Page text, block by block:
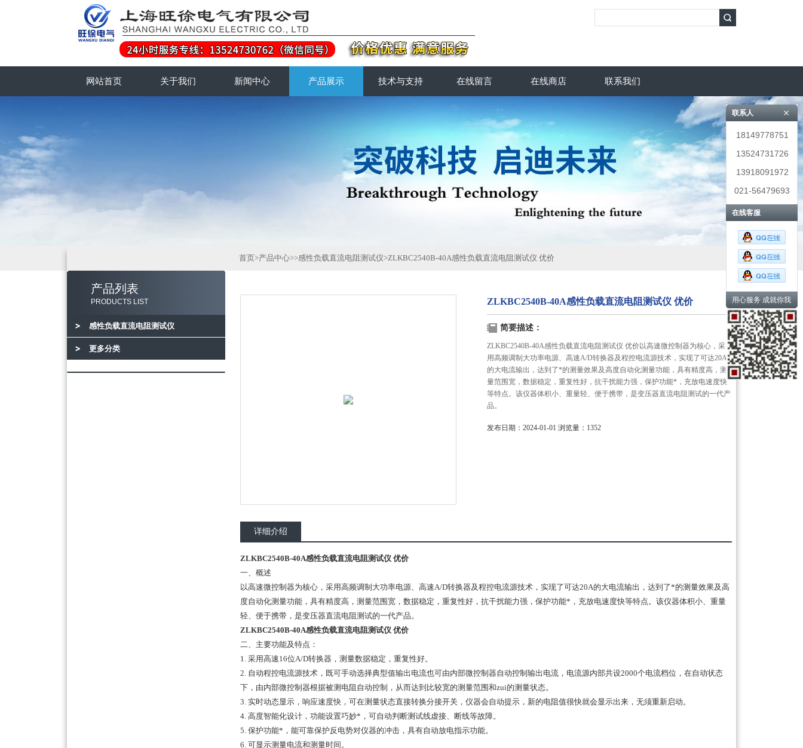
网站首页 关于我们 新闻中心 产品展示 技术与支持 在线留言 在线商店 联系我们
产品列表
PRODUCTS LIST
感性负载直流电阻测试仪
更多分类
首页>产品中心>>感性负载直流电阻测试仪>ZLKBC2540B-40A感性负载直流电阻测试仪 优价
ZLKBC2540B-40A感性负载直流电阻测试仪 优价
简要描述：
ZLKBC2540B-40A感性负载直流电阻测试仪 优价以高速微控制器为核心，采
用高频调制大功率电源、高速A/D转换器及程控电流源技术，实现了可达20A
的大电流输出，达到了*的测量效果及高度自动化测量功能，具有精度高，测
量范围宽，数据稳定，重复性好，抗干扰能力强，保护功能*，充放电速度快
等特点。该仪器体积小、重量轻、便于携带，是变压器直流电阻测试的一代产
品。
发布日期：2024-01-01 浏览量：1352
详细介绍
ZLKBC2540B-40A感性负载直流电阻测试仪 优价
一、概述
以高速微控制器为核心，采用高频调制大功率电源、高速A/D转换器及程控电流源技术，实现了可达20A的大电流输出，达到了*的测量效果及高
度自动化测量功能，具有精度高，测量范围宽，数据稳定，重复性好，抗干扰能力强，保护功能*，充放电速度快等特点。该仪器体积小、重量
轻、便于携带，是变压器直流电阻测试的一代产品。
ZLKBC2540B-40A感性负载直流电阻测试仪 优价
二、主要功能及特点：
1. 采用高速16位A/D转换器，测量数据稳定，重复性好。
2. 自动程控电流源技术，既可手动选择典型值输出电流也可由内部微控制器自动控制输出电流，电流源内部共设2000个电流档位，在自动状态
下，由内部微控制器根据被测电阻自动控制，从而达到比较宽的测量范围和zui的测量状态。
3. 实时动态显示，响应速度快，可在测量状态直接转换分接开关，仪器会自动提示，新的电阻值很快就会显示出来，无须重新启动。
4. 高度智能化设计，功能设置巧妙*，可自动判断测试线虚接、断线等故障。
5. 保护功能*，能可靠保护反电势对仪器的冲击，具有自动放电指示功能。
6. 可显示测量电流和测量时间。
联系人
18149778751
13524731726
13918091972
021-56479693
在线客服
用心服务 成就你我